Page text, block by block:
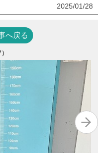
2025/01/28
へ戻る